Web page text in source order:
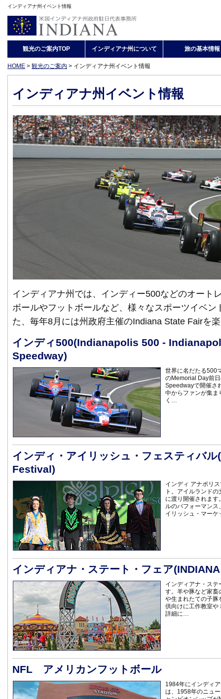
インディアナ州イベント情報
観光のご案内TOP インディアナ州について 旅の基本情報
HOME > 観光のご案内 > インディアナ州イベント情報
インディアナ州イベント情報
インディアナ州では、インディー500などのオート
ボールやフットボールなど、様々なスポーツイベン
た、毎年8月には州政府主催のIndiana State Fairを
インディ500(Indianapolis 500 -
Speedway)
世界に名だたる500
のMemorial Day前
Speedwayで開催さ
中からファンが集ま
く…
インディ・アイリッシュ・フェスティバ
Festival)
インディ アナポリ
ト。アイルランド
に渡り開催されま
ルのパフォーマン
イリッシュ・マー
インディアナ・ステート・フェア(INDIANA
インディアナ・ス
す。羊や豚など家畜
や生まれたての子豚
供向けに工作教室や
詳細に…
NFL アメリカンフットボール
1984年にインディ
は、1958年のニュ